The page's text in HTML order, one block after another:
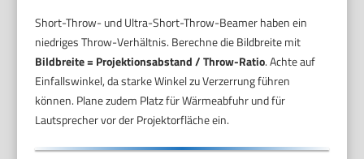
Short-Throw- und Ultra-Short-Throw-Beamer haben ein
niedriges Throw-Verhältnis. Berechne die Bildbreite mit
Bildbreite = Projektionsabstand / Throw-Ratio. Achte auf
Einfallswinkel, da starke Winkel zu Verzerrung führen
können. Plane zudem Platz für Wärmeabfuhr und für
Lautsprecher vor der Projektorfläche ein.